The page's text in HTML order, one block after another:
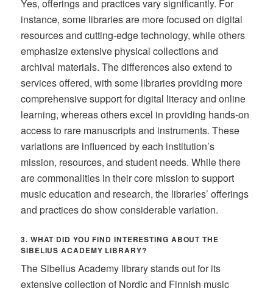
Yes, offerings and practices vary significantly. For
instance, some libraries are more focused on digital
resources and cutting-edge technology, while others
emphasize extensive physical collections and
archival materials. The differences also extend to
services offered, with some libraries providing more
comprehensive support for digital literacy and online
learning, whereas others excel in providing hands-on
access to rare manuscripts and instruments. These
variations are influenced by each institution’s
mission, resources, and student needs. While there
are commonalities in their core mission to support
music education and research, the libraries’ offerings
and practices do show considerable variation.
3. WHAT DID YOU FIND INTERESTING ABOUT THE
SIBELIUS ACADEMY LIBRARY?
The Sibelius Academy library stands out for its
extensive collection of Nordic and Finnish music